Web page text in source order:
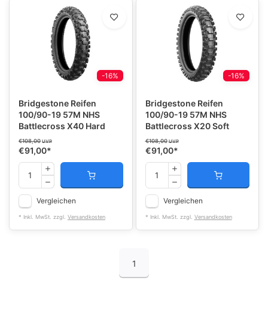
-16%
Bridgestone Reifen
100/90-19 57M NHS
Battlecross X40 Hard
€108,00 UVP
€91,00*
Vergleichen
* Inkl. MwSt. zzgl. Versandkosten
-16%
Bridgestone Reifen
100/90-19 57M NHS
Battlecross X20 Soft
€108,00 UVP
€91,00*
Vergleichen
* Inkl. MwSt. zzgl. Versandkosten
1